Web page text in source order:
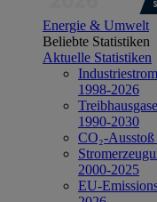
Energie & Umwelt
Beliebte Statistiken
Aktuelle Statistiken
1998-2026
1990-2030
CO₂-
2000-2025
EU-